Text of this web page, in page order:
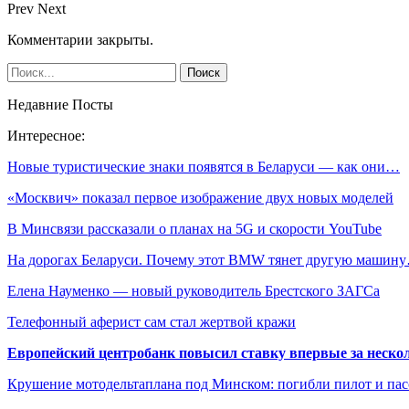
Prev Next
Комментарии закрыты.
Недавние Посты
Интересное:
Новые туристические знаки появятся в Беларуси — как они…
«Москвич» показал первое изображение двух новых моделей
В Минсвязи рассказали о планах на 5G и скорости YouTube
На дорогах Беларуси. Почему этот BMW тянет другую
Елена Науменко — новый руководитель Брестского ЗАГСа
Телефонный аферист сам стал жертвой кражи
Европейский центробанк повысил ставку впервые за
Крушение мотодельтаплана под Минском: погибли пилот и